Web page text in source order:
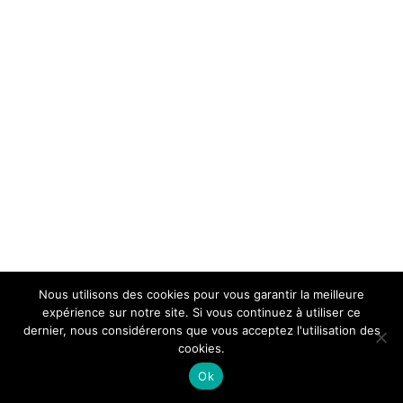
Nous utilisons des cookies pour vous garantir la meilleure
expérience sur notre site. Si vous continuez à utiliser ce
dernier, nous considérerons que vous acceptez l'utilisation des
cookies.
Ok